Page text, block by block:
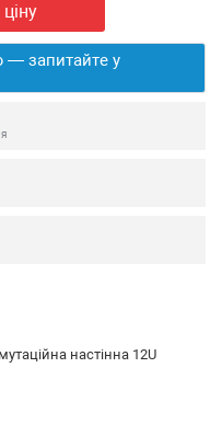
— запитайте у
настінна 12U